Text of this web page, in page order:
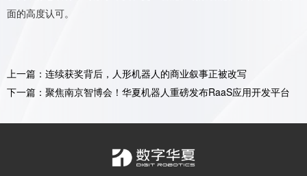
面的高度认可。
上一篇：连续获奖背后，人形机器人的商业叙事正被改写
下一篇：聚焦南京智博会！华夏机器人重磅发布RaaS应用开发平台